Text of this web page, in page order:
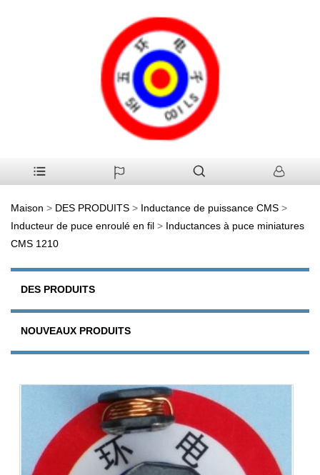
Maison > DES PRODUITS > Inductance de puissance CMS >
Inducteur de puce enroulé en fil > Inductances à puce miniatures
CMS 1210
DES PRODUITS
NOUVEAUX PRODUITS